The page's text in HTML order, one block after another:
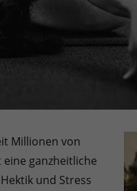
Millionen von
ganzheitliche
und Stress